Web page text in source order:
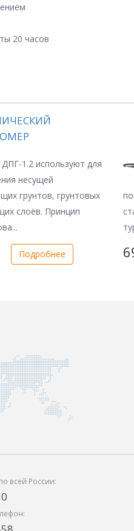
20 часов
1.2 используют для
несущей
грунтов, грунтовых
слоёв. Принцип
Подробнее
всей России: